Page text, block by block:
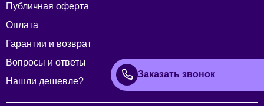
Публичная оферта
Оплата
Гарантии и возврат
Вопросы и ответы
Нашли дешевле?
Заказать звонок